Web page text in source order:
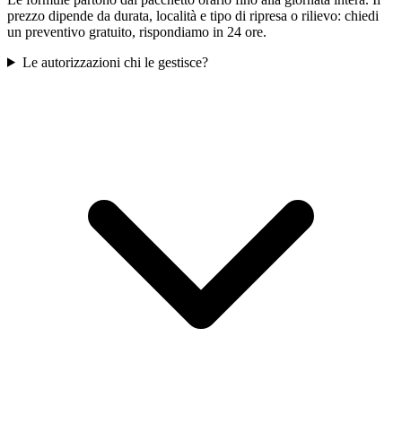
prezzo dipende da durata, località e tipo di ripresa o rilievo: chiedi
un preventivo gratuito, rispondiamo in 24 ore.
Le autorizzazioni chi le gestisce?